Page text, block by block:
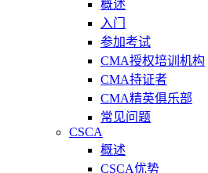
概述
入门
参加考试
CMA授权培训机构
CMA持证者
CMA精英俱乐部
常见问题
CSCA
概述
CSCA优势